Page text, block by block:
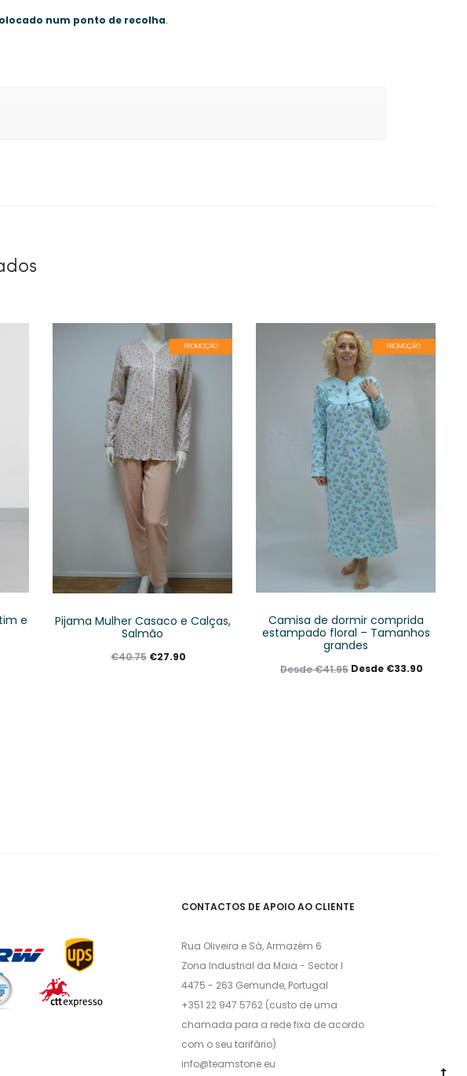
num ponto de recolha.
e
PROMOÇÃO
Pijama Mulher Casaco e Calças,
Salmão
€40.75 €27.90
PROMOÇÃO
Camisa de dormir comprida
estampado floral – Tamanhos
grandes
Desde€41.95 Desde €33.90
CONTACTOS DE APOIO AO CLIENTE
Rua Oliveira e Sá, Armazém 6
Zona Industrial da Maia - Sector I
4475 - 263 Gemunde, Portugal
+351 22 947 5762 (custo de uma
chamada para a rede fixa de acordo
com o seu tarifário)
info@teamstone.eu